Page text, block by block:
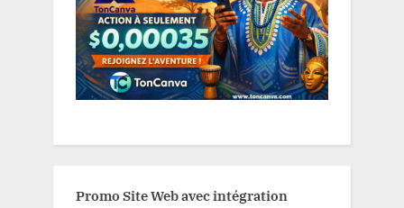
Promo Site Web avec intégration